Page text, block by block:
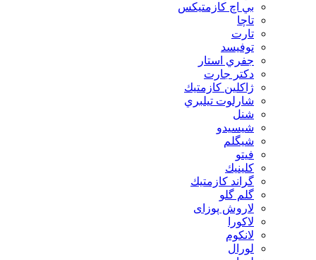
بي اچ كازمتيكس
تاچا
تارت
توفيسد
جفري استار
دكتر جارت
ژاكلين كازمتيك
شارلوت تيلبري
شنل
شيسيدو
شیگلم
فيتو
كلينيك
گراند كازمتيك
گلم گلو
لاروش پوزای
لاكورا
لانكوم
لورال